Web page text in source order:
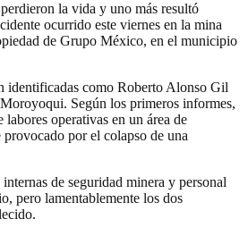
la vida y uno más resultó
ocurrido este viernes en la mina
de Grupo México, en el municipio
identificadas como Roberto Alonso Gil
Según los primeros informes,
operativas en un área de
por el colapso de una
de seguridad minera y personal
pero lamentablemente los dos